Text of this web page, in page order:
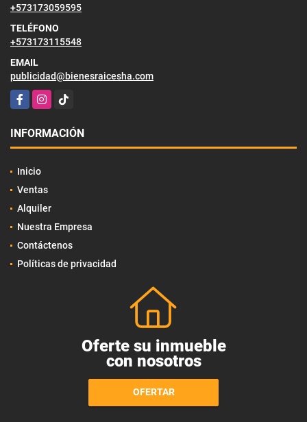
+573173059595
TELÉFONO
+573173115548
EMAIL
publicidad@bienesraicesha.com
FacebookInstagram
TikTok
INFORMACIÓN
Inicio
Ventas
Alquiler
Nuestra Empresa
Contáctenos
Políticas de privacidad
Oferte su inmueble
con nosotros
OFERTAR